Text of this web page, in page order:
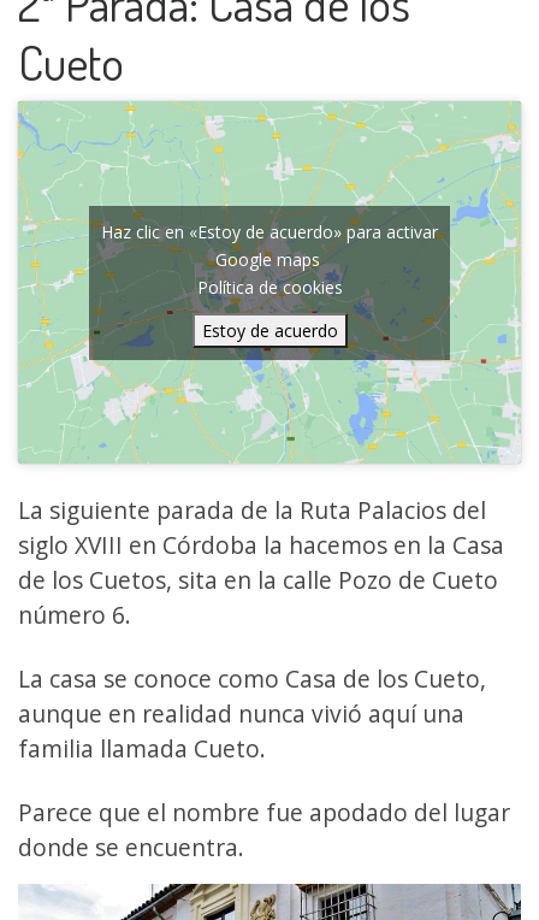
Cueto
Haz clic en «Estoy de acuerdo» para activar
Google maps
Política de cookies
Estoy de acuerdo
La siguiente parada de la Ruta Palacios del
siglo XVIII en Córdoba la hacemos en la Casa
de los Cuetos, sita en la calle Pozo de Cueto
número 6.
La casa se conoce como Casa de los Cueto,
aunque en realidad nunca vivió aquí una
familia llamada Cueto.
Parece que el nombre fue apodado del lugar
donde se encuentra.